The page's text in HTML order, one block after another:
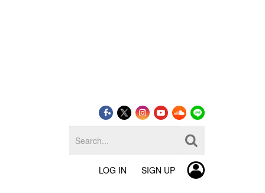
LOG IN SIGN UP